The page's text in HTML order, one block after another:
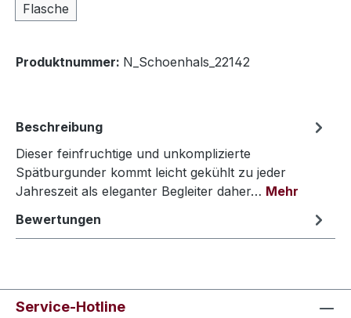
Flasche
Produktnummer: N_Schoenhals_22142
Beschreibung
Dieser feinfruchtige und unkomplizierte
Spätburgunder kommt leicht gekühlt zu jeder
Jahreszeit als eleganter Begleiter daher… Mehr
Bewertungen
Service-Hotline